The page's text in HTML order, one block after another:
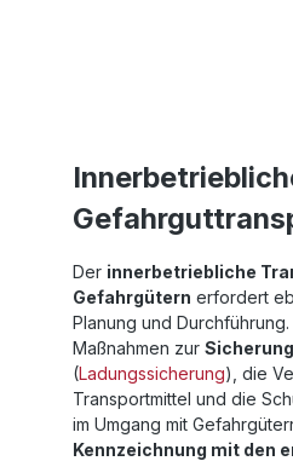
Der innerbetriebliche
Gefahrgütern erfordert
Planung und
Maßnahmen zur
(Ladungssicherung), die
Transportmittel und die
im Umgang mit
Kennzeichnung mit den